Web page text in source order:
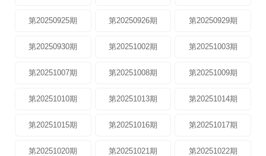
第20250925期 第20250926期 第20250929期
第20250930期 第20251002期 第20251003期
第20251007期 第20251008期 第20251009期
第20251010期 第20251013期 第20251014期
第20251015期 第20251016期 第20251017期
第20251020期 第20251021期 第20251022期